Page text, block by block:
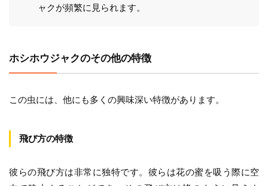
ャクが頻繁に見られます。
ホシホウジャクのその他の特徴
この虫には、他にも多くの興味深い特徴があります。
飛び方の特徴
彼らの飛び方は非常に独特です。彼らは花の蜜を吸う際に空